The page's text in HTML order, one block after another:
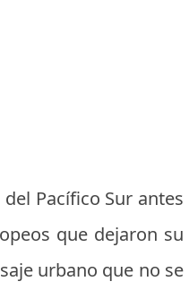
Pacífico Sur antes
que dejaron su
urbano que no se